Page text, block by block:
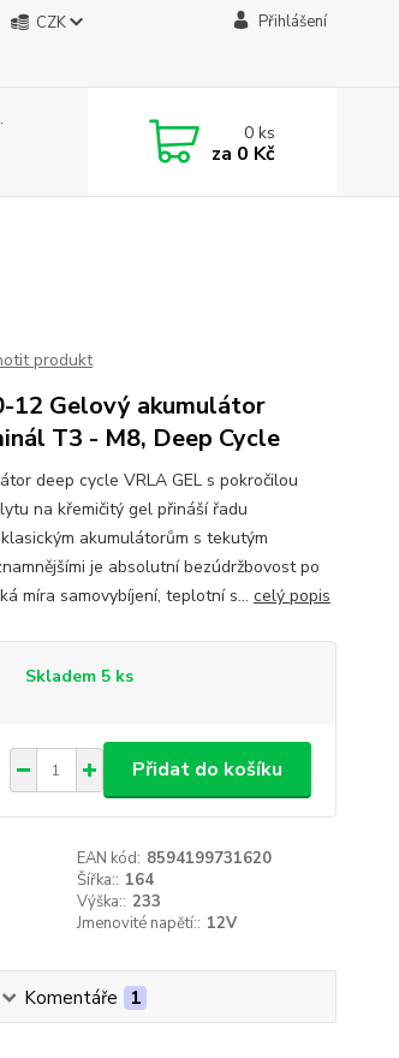
CZK Přihlášení
0ks
za 0 Kč
produkt
12 Gelový akumulátor
T3 - M8, Deep Cycle
deep cycle VRLA GEL s pokročilou
na křemičitý gel přináší řadu
akumulátorům s tekutým
je absolutní bezúdržbovost po
míra samovybíjení, teplotní s... celý popis
Skladem 5 ks
Přidat do košíku
EAN kód: 8594199731620
Šířka:: 164
Výška:: 233
Jmenovité napětí:: 12V
Komentáře 1